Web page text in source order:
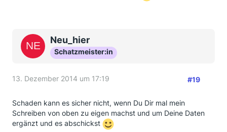
Neu_hier
Schatzmeister:in
13. Dezember 2014 um 17:19 #19
Schaden kann es sicher nicht, wenn Du Dir mal mein
Schreiben von oben zu eigen machst und um Deine Daten
ergänzt und es abschickst